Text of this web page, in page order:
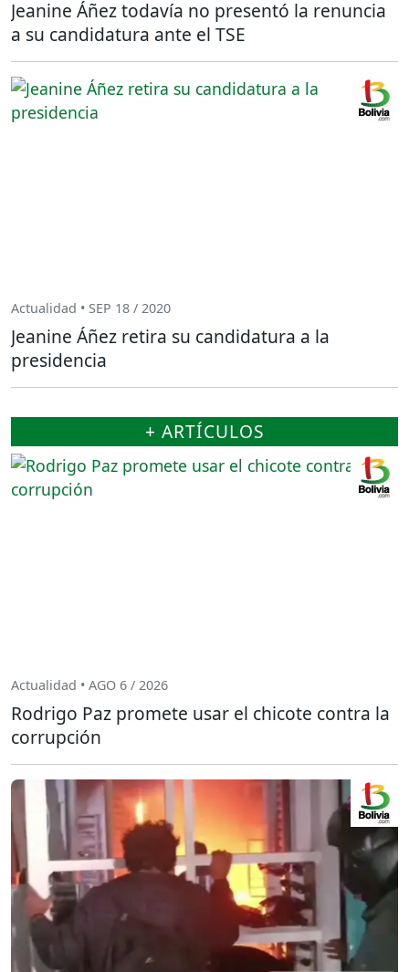
Jeanine Áñez todavía no presentó la renuncia
a su candidatura ante el TSE
Actualidad • SEP 18 / 2020
Jeanine Áñez retira su candidatura a la
presidencia
+ ARTÍCULOS
Actualidad • AGO 6 / 2026
Rodrigo Paz promete usar el chicote contra la
corrupción